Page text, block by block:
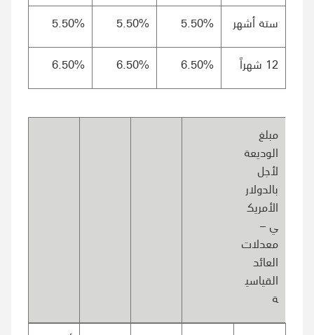
ستة أشهر
5.50%
5.50%
5.50%
12 شهراً
6.50%
6.50%
6.50%
مبلغ
الوديعة
لأجل
بالدولار
الأمريك
ي –
معدلات
العائد
القياسي
ة